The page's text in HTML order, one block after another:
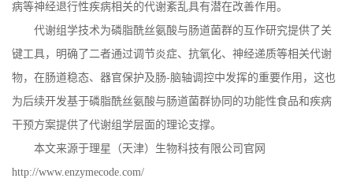
病等神经退行性疾病相关的代谢紊乱具有潜在改善作用。
代谢组学技术为磷脂酰丝氨酸与肠道菌群的互作研究提供了关
键工具，明确了二者通过调节炎症、抗氧化、神经递质等相关代谢
物，在肠道稳态、器官保护及肠-脑轴调控中发挥的重要作用，这也
为后续开发基于磷脂酰丝氨酸与肠道菌群协同的功能性食品和疾病
干预方案提供了代谢组学层面的理论支撑。
本文来源于理星（天津）生物科技有限公司官网
http://www.enzymecode.com/